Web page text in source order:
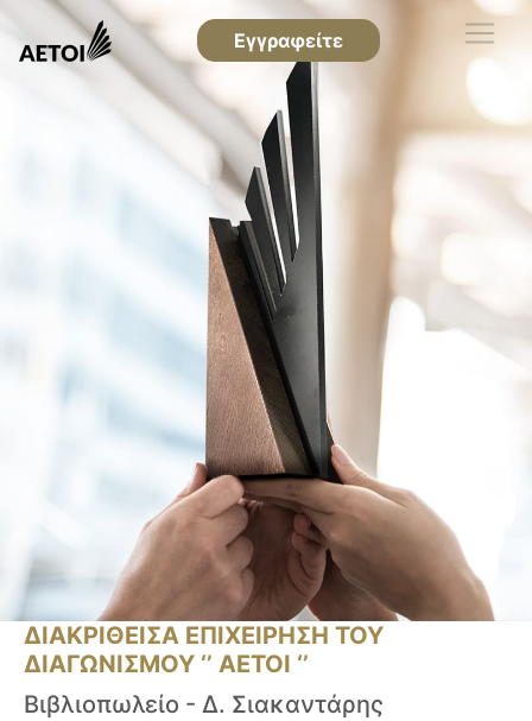
Εγγραφείτε
ΔΙΑΚΡΙΘΕΙΣΑ ΕΠΙΧΕΙΡΗΣΗ ΤΟΥ
ΔΙΑΓΩΝΙΣΜΟΥ ‘’ ΑΕΤΟΙ ‘’
Βιβλιοπωλείο - Δ. Σιακαντάρης